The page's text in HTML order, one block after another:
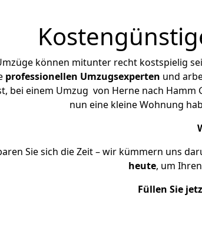
können mitunter recht kostspielig
professionellen Umzugsexperten und
bei einem Umzug von Herne nach Hamm
nun eine kleine Wohnung
Sie sich die Zeit – wir kümmern uns
heute, um
Füllen Sie